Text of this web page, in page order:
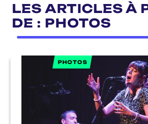
LES ARTICLES À
DE : PHOTOS
PHOTOS